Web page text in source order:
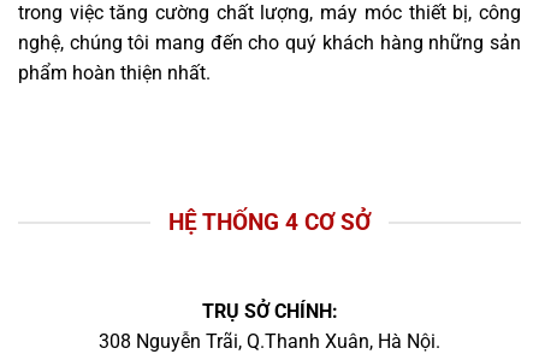
trong việc tăng cường chất lượng, máy móc thiết bị, công
nghệ, chúng tôi mang đến cho quý khách hàng những sản
phẩm hoàn thiện nhất.
HỆ THỐNG 4 CƠ SỞ
TRỤ SỞ CHÍNH:
308 Nguyễn Trãi, Q.Thanh Xuân, Hà Nội.